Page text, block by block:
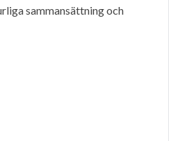
sammansättning och